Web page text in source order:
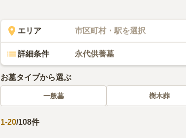
宮城県で永代供養墓の霊園・墓地のお墓探しをする際は、
てください。
エリア 市区町村・駅を選択
詳細条件 永代供養墓
お墓タイプから選ぶ
一般墓 樹木葬
1-20/108件